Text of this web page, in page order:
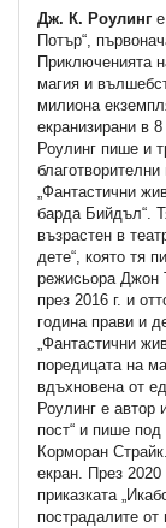
Дж. К. Роулинг
Потър“,
Приключенията
магия и
милиона
екранизирани в
Роулинг пише и
благотворителни
„Фантастични
барда Бийдъл“.
възрастен в
дете“, която тя
режисьора Джон
през 2016 г. и
година прави и
„Фантастични
поредицата на
вдъхновена от
Роулинг е автор
пост“ и пише
Корморан
екран. През
приказката
пострадалите